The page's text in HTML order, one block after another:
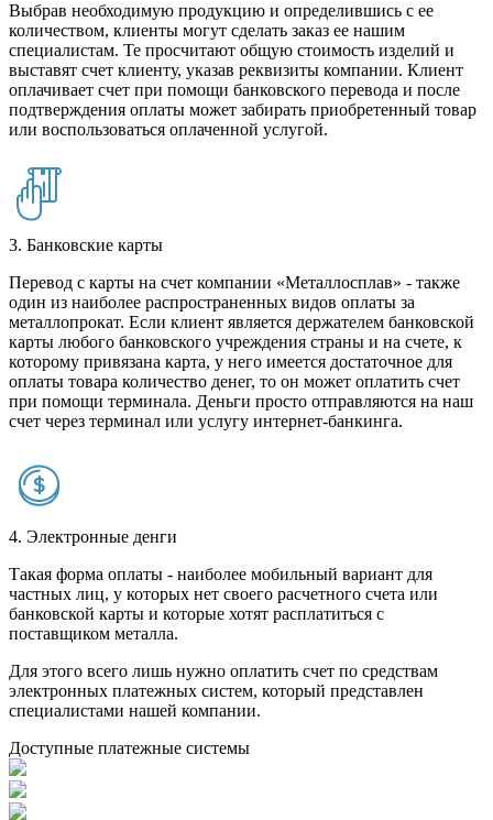
Выбрав необходимую продукцию и определившись с ее
количеством, клиенты могут сделать заказ ее нашим
специалистам. Те просчитают общую стоимость изделий и
выставят счет клиенту, указав реквизиты компании. Клиент
оплачивает счет при помощи банковского перевода и после
подтверждения оплаты может забирать приобретенный товар
или воспользоваться оплаченной услугой.
3. Банковские карты
Перевод с карты на счет компании «Металлосплав» - также
один из наиболее распространенных видов оплаты за
металлопрокат. Если клиент является держателем банковской
карты любого банковского учреждения страны и на счете, к
которому привязана карта, у него имеется достаточное для
оплаты товара количество денег, то он может оплатить счет
при помощи терминала. Деньги просто отправляются на наш
счет через терминал или услугу интернет-банкинга.
4. Электронные денги
Такая форма оплаты - наиболее мобильный вариант для
частных лиц, у которых нет своего расчетного счета или
банковской карты и которые хотят расплатиться с
поставщиком металла.
Для этого всего лишь нужно оплатить счет по средствам
электронных платежных систем, который представлен
специалистами нашей компании.
Доступные платежные системы